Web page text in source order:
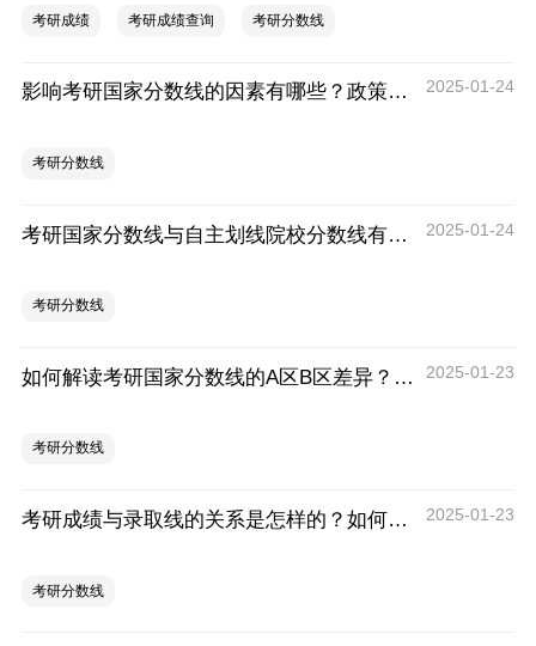
考研成绩 考研成绩查询 考研分数线
影响考研国家分数线的因素有哪些？政策变化对分数线有何影响？ 2025-01-24
考研分数线
考研国家分数线与自主划线院校分数线有何区别？如何理解？ 2025-01-24
考研分数线
如何解读考研国家分数线的A区B区差异？对考生有何实际意义？ 2025-01-23
考研分数线
考研成绩与录取线的关系是怎样的？如何判断自己的录取机会？ 2025-01-23
考研分数线